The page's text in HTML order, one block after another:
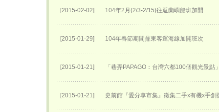
[2015-02-02] 104年2月(2/3-2/15)往返蘭嶼船班加開
[2015-01-29] 104年春節期間鼎東客運海線加開班次
[2015-01-21] 「巷弄PAPAGO：台灣六都100個觀光景點
[2015-01-21] 史前館『愛分享市集』徵集二手x有機x手創